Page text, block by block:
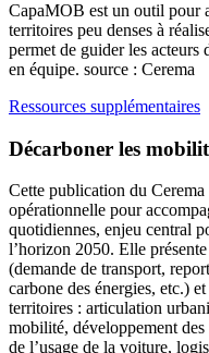
CapaMOB est un outil pour
territoires peu denses à
permet de guider les acteurs
en équipe. source : Cerema
Ressources supplémentaires
Décarboner les
Cette publication du
opérationnelle pour
quotidiennes, enjeu central
l’horizon 2050. Elle
(demande de transport,
carbone des énergies, etc.)
territoires : articulation
mobilité, développement
de l’usage de la voiture,